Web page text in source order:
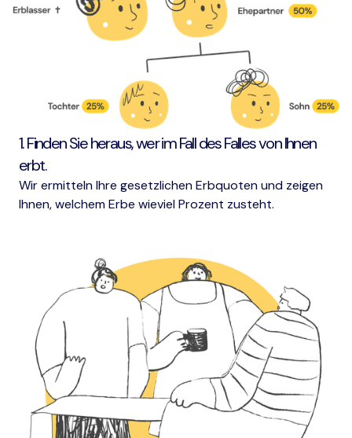
1. Finden Sie heraus, wer im Fall des Falles von Ihnen
erbt.
Wir ermitteln Ihre gesetzlichen Erbquoten und zeigen
Ihnen, welchem Erbe wieviel Prozent zusteht.